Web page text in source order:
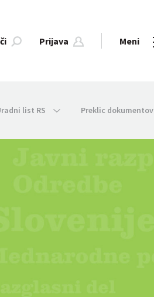
Prijava Meni
list RS Preklic dokumentov